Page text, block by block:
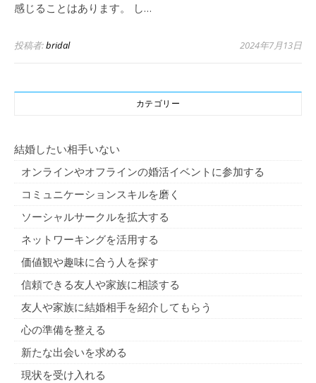
感じることはあります。 し…
投稿者:bridal 2024年7月13日
カテゴリー
結婚したい相手いない
オンラインやオフラインの婚活イベントに参加する
コミュニケーションスキルを磨く
ソーシャルサークルを拡大する
ネットワーキングを活用する
価値観や趣味に合う人を探す
信頼できる友人や家族に相談する
友人や家族に結婚相手を紹介してもらう
心の準備を整える
新たな出会いを求める
現状を受け入れる